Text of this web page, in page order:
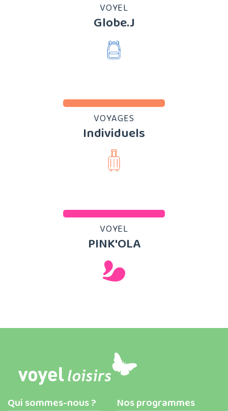
VOYEL
Globe.J
VOYAGES
Individuels
VOYEL
PINK'OLA
Qui sommes-nous ? Nos programmes